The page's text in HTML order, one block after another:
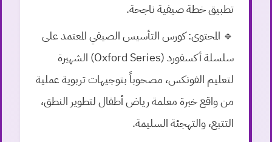
تطبيق خطة صيفية ناجحة.
🔹 المحتوى:كورس التأسيس الصيفي المعتمد على
سلسلة أكسفورد (Oxford Series) الشهيرة
لتعليم الفونكس، مصحوباً بتوجيهات تربوية عملية
من واقع خبرة معلمة رياض أطفال لتطوير النطق،
التتبع، والتهجئة السليمة.